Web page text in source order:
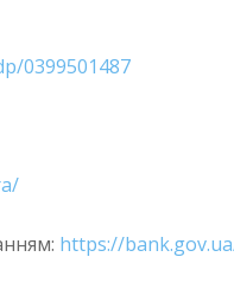
0399501487
https://